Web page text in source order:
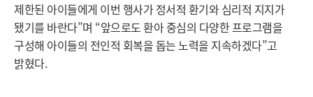
제한된 아이들에게 이번 행사가 정서적 환기와 심리적 지지가
됐기를 바란다”며 “앞으로도 환아 중심의 다양한 프로그램을
구성해 아이들의 전인적 회복을 돕는 노력을 지속하겠다”고
밝혔다.